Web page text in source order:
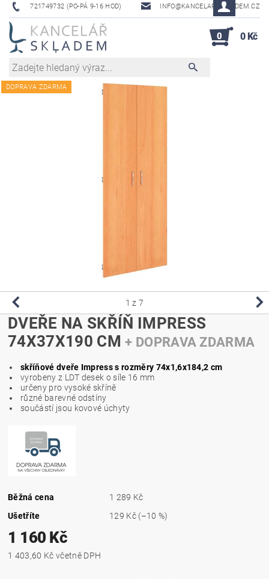
721749732 (PO-PÁ 9-16 HOD) INFO@KANCELAR-SKLADEM.CZ
0 0 Kč
DOPRAVA ZDARMA
1 z 7
DVEŘE NA SKŘÍŇ IMPRESS
74X37X190 CM+ DOPRAVA ZDARMA
skříňové dveře Impress s rozměry 74x1,6x184,2 cm
vyrobeny z LDT desek o síle 16 mm
určeny pro vysoké skříně
různé barevné odstíny
součástí jsou kovové úchyty
Běžná cena
1 289 Kč
Ušetříte
129 Kč (–10 %)
1 160 Kč
1 403,60 Kč včetně DPH